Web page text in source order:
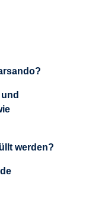
werden?